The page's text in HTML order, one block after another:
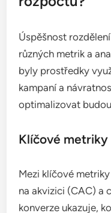
Úspěšnost
různých metrik a
byly prostředky
kampaní a
optimalizovat
Klíčové
Mezi klíčové
na akvizici (CAC) a
konverze ukazuje,